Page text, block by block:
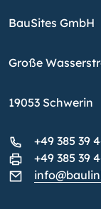
BauSites GmbH
Große
19053 Schwerin
+49 385 39
+49 385 39